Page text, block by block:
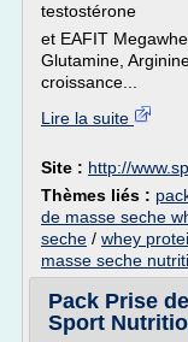
testostérone
et EAFIT
Glutamine,
croissance...
Lire la suite
Site : http://
Thèmes liés :
de masse seche
seche / whey
masse seche
Pack Prise
Sport